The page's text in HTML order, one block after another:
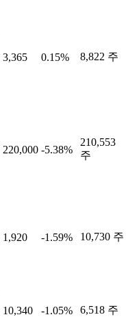
3,365 0.15% 8,822 주
220,000 -5.38%
210,553
주
1,920 -1.59% 10,730 주
10,340 -1.05% 6,518 주